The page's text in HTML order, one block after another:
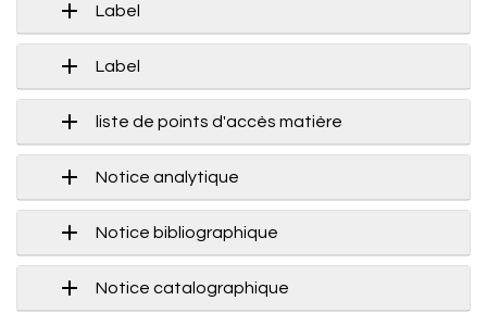
Label
Label
liste de points d'accès matière
Notice analytique
Notice bibliographique
Notice catalographique